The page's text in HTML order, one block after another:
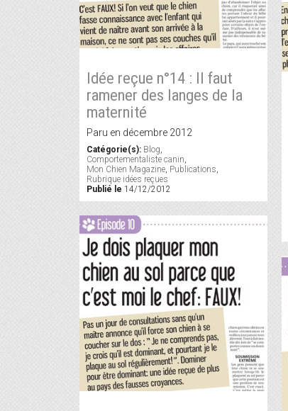
Idée reçue n°14 : Il faut
ramener des langes de la
maternité
Paru en décembre 2012
Catégorie(s): Blog,
Comportementaliste canin,
Mon Chien Magazine, Publications,
Rubrique idées reçues
Publié le 14/12/2012